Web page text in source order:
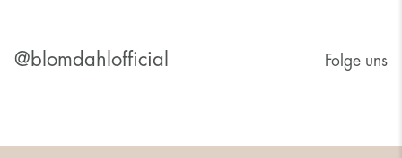
@blomdahlofficial Folge uns